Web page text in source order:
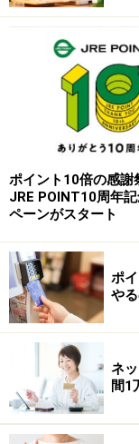
次いでGポイン
り出すことがで
請求等でたまっ
そしてライフメ
に出航できます
1度でゲットでき
その他サー
ポイントインカ
還元率がよいとい
ミ投稿を1回
か、ポイントカ
いわば楽天ポイ
萎えます正直…
ポイント10倍の感謝
JRE POINT10周年
ペーンがスタート
ポ
や
ネ
間1